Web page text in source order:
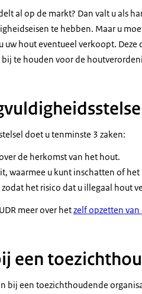
al op de markt? Dan valt u als
te hebben. Maar u
uw hout eventueel verkoopt.
te houden voor de
doet u tenminste 3 zaken:
de herkomst van het hout.
waarmee u kunt inschatten of
het risico dat u illegaal hout
meer over hetzelf opzetten van
een
bij een toezichthoudende